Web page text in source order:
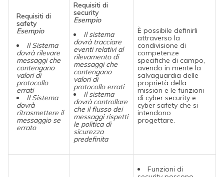
Requisiti di
safety
Esempio
Il Sistema
dovrà rilevare
messaggi che
contengano
valori di
protocollo
errati
Il Sistema
dovrà
ritrasmettere il
messaggio se
errato
Requisiti di
security
Esempio
Il sistema
dovrà tracciare
eventi relativi al
rilevamento di
messaggi che
contengano
valori di
protocollo errati
Il sistema
dovrà controllare
che il flusso dei
messaggi rispetti
le politica di
sicurezza
predefinita
È possibile definirli
attraverso la
condivisione di
competenze
specifiche di campo,
avendo in mente la
salvaguardia delle
proprietà della
mission e le funzioni
di cyber security e
cyber safety che si
intendono
progettare.
Funzioni di